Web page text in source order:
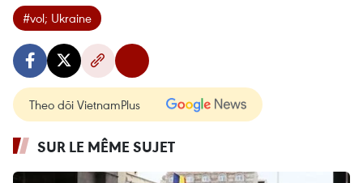
#vol; Ukraine
Theo dõi VietnamPlus
SUR LE MÊME SUJET